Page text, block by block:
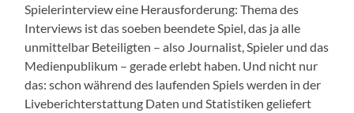
Spielerinterview eine Herausforderung: Thema des
Interviews ist das soeben beendete Spiel, das ja alle
unmittelbar Beteiligten – also Journalist, Spieler und das
Medienpublikum – gerade erlebt haben. Und nicht nur
das: schon während des laufenden Spiels werden in der
Liveberichterstattung Daten und Statistiken geliefert